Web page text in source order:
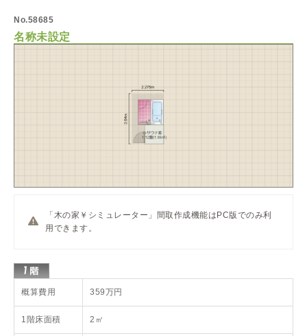
No.58685
名称未設定
「木の家￥シミュレーター」間取作成機能はPC版でのみ利
用できます。
概算費用 359万円
1階床面積 2㎡